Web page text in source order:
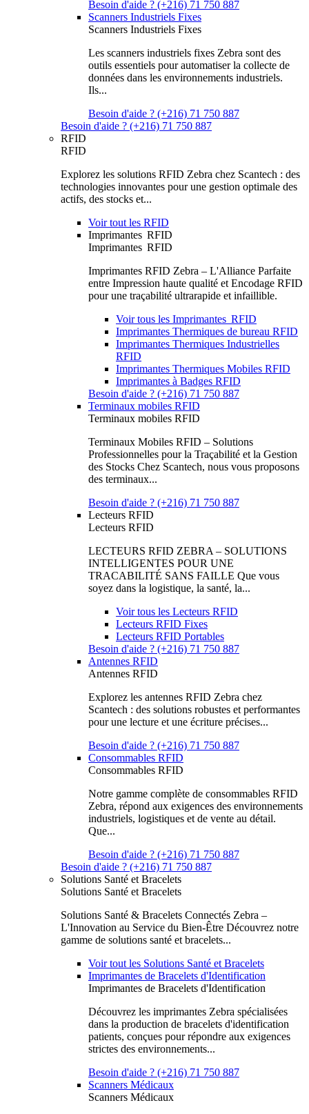
Besoin d'aide ? (+216) 71 750 887
Scanners Industriels Fixes
Scanners Industriels Fixes
Les scanners industriels fixes Zebra sont des
outils essentiels pour automatiser la collecte de
données dans les environnements industriels.
Ils...
Besoin d'aide ? (+216) 71 750 887
Besoin d'aide ? (+216) 71 750 887
RFID
RFID
Explorez les solutions RFID Zebra chez Scantech : des
technologies innovantes pour une gestion optimale des
actifs, des stocks et...
Voir tout les RFID
Imprimantes RFID
Imprimantes RFID
Imprimantes RFID Zebra – L'Alliance Parfaite
entre Impression haute qualité et Encodage RFID
pour une traçabilité ultrarapide et infaillible.
Voir tous les Imprimantes RFID
Imprimantes Thermiques de bureau RFID
Imprimantes Thermiques Industrielles
RFID
Imprimantes Thermiques Mobiles RFID
Imprimantes à Badges RFID
Besoin d'aide ? (+216) 71 750 887
Terminaux mobiles RFID
Terminaux mobiles RFID
Terminaux Mobiles RFID – Solutions
Professionnelles pour la Traçabilité et la Gestion
des Stocks Chez Scantech, nous vous proposons
des terminaux...
Besoin d'aide ? (+216) 71 750 887
Lecteurs RFID
Lecteurs RFID
LECTEURS RFID ZEBRA – SOLUTIONS
INTELLIGENTES POUR UNE
TRACABILITÉ SANS FAILLE Que vous
soyez dans la logistique, la santé, la...
Voir tous les Lecteurs RFID
Lecteurs RFID Fixes
Lecteurs RFID Portables
Besoin d'aide ? (+216) 71 750 887
Antennes RFID
Antennes RFID
Explorez les antennes RFID Zebra chez
Scantech : des solutions robustes et performantes
pour une lecture et une écriture précises...
Besoin d'aide ? (+216) 71 750 887
Consommables RFID
Consommables RFID
Notre gamme complète de consommables RFID
Zebra, répond aux exigences des environnements
industriels, logistiques et de vente au détail.
Que...
Besoin d'aide ? (+216) 71 750 887
Besoin d'aide ? (+216) 71 750 887
Solutions Santé et Bracelets
Solutions Santé et Bracelets
Solutions Santé & Bracelets Connectés Zebra –
L'Innovation au Service du Bien-Être Découvrez notre
gamme de solutions santé et bracelets...
Voir tout les Solutions Santé et Bracelets
Imprimantes de Bracelets d'Identification
Imprimantes de Bracelets d'Identification
Découvrez les imprimantes Zebra spécialisées
dans la production de bracelets d'identification
patients, conçues pour répondre aux exigences
strictes des environnements...
Besoin d'aide ? (+216) 71 750 887
Scanners Médicaux
Scanners Médicaux